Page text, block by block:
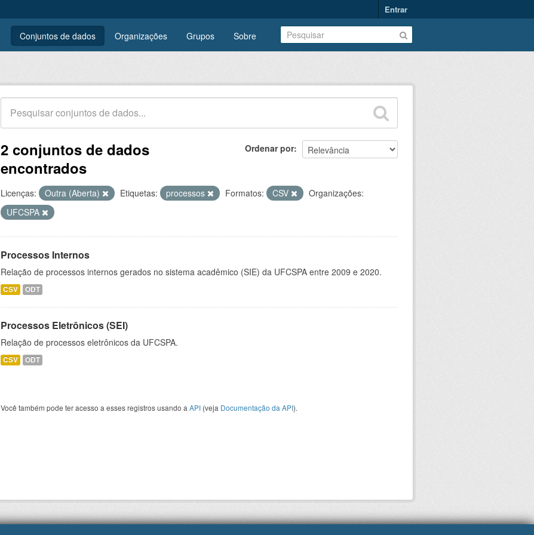
Entrar
Conjuntos de dados Organizações Grupos Sobre
Ordenar por
2 conjuntos de dados
encontrados
Licenças: Outra (Aberta) Etiquetas: processos Formatos: CSV
Organizações:
UFCSPA
Processos Internos
Relação de processos internos gerados no sistema acadêmico (SIE) da UFCSPA entre 2009 e 2020.
CSV ODT
Processos Eletrônicos (SEI)
Relação de processos eletrônicos da UFCSPA.
CSV ODT
Você também pode ter acesso a esses registros usando a API (veja Documentação da API).